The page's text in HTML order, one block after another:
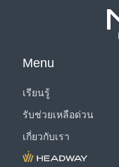
Menu
เรียนรู้
รับช่วยเหลือด่วน
เกี่ยวกับเรา